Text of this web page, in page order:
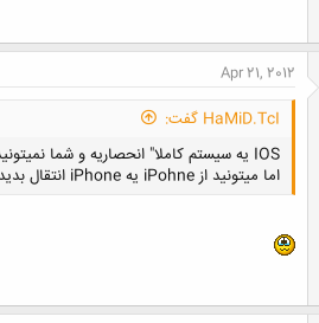
Apr 21, 2012
HaMiD.TcI گفت:
IOS یه سیستم کاملا" انحصاریه و شما نمیتونید از هیچ سیستم عامل دیگه ای به اون بکاپی رو ارسال یا دریافت کنید.
اما میتونید از iPohne یه iPhone انتقال بدید